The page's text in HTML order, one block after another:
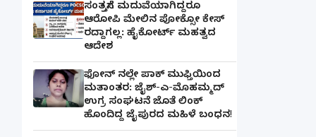
ಸಂತ್ರಸ್ತೆಗೆ ಮದುವೆಯಾಗಿದ್ದರೂ
ಆರೋಪಿ ಮೇಲಿನ ಪೋಕ್ಸೋ ಕೇಸ್
ರದ್ದಾಗಲ್ಲ: ಹೈಕೋರ್ಟ್ ಮಹತ್ವದ
ಆದೇಶ
ಫೋನ್ ನಲ್ಲೇ ಪಾಕ್ ಮುಫ್ತಿಯಿಂದ
ಮತಾಂತರ: ಜೈಶ್-ಎ-ಮೊಹಮ್ಮದ್
ಉಗ್ರ ಸಂಘಟನೆ ಜೊತೆ ಲಿಂಕ್
ಹೊಂದಿದ್ದ ಜೈಪುರದ ಮಹಿಳೆ ಬಂಧನ!